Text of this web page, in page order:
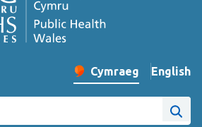
Newid iaith y wefan
Cymraeg English
–
Cyhoeddus Cymru